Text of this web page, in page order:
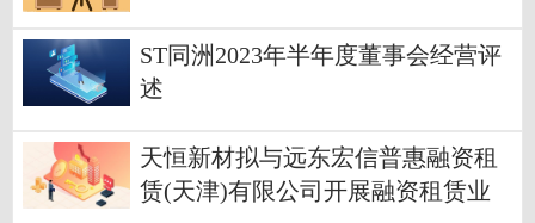
ST同洲2023年半年度董事会经营评
述
天恒新材拟与远东宏信普惠融资租
赁(天津)有限公司开展融资租赁业